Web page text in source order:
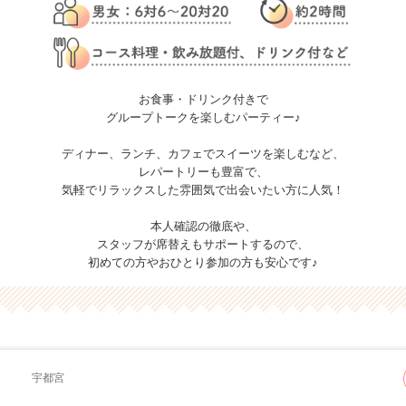
お食事・ドリンク付きで
グループトークを楽しむパーティー♪
ディナー、ランチ、カフェでスイーツを楽しむなど、
レパートリーも豊富で、
気軽でリラックスした雰囲気で出会いたい方に人気！
本人確認の徹底や、
スタッフが席替えもサポートするので、
初めての方やおひとり参加の方も安心です♪
宇都宮